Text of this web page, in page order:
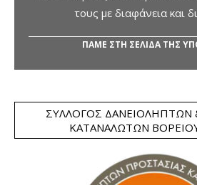
τους με διαφάνεια και
ΠΑΜΕ ΣΤΗ ΣΕΛΙΔΑ ΤΗΣ
ΣΎΛΛΟΓΟΣ ΔΑΝΕΙΟΛΗΠΤΏΝ
ΚΑΤΑΝΑΛΩΤΏΝ